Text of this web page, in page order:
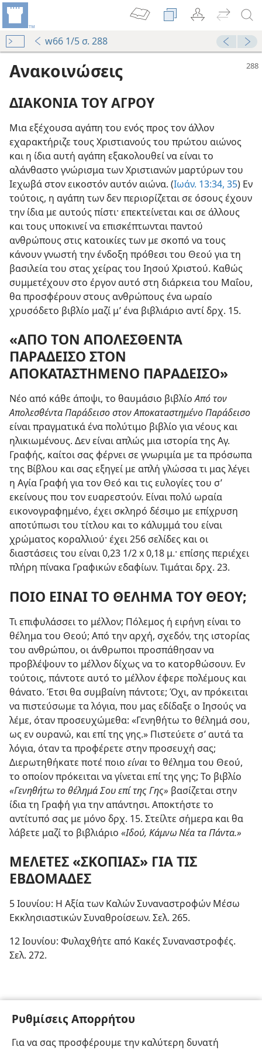
Ρυθμίσεις Απορρήτου
Για να σας προσφέρουμε την καλύτερη δυνατή
w66 1/5 σ. 288
Ανακοινώσεις
ΔΙΑΚΟΝΙΑ ΤΟΥ ΑΓΡΟΥ
Μια εξέχουσα αγάπη του ενός προς τον άλλον
εχαρακτήριζε τους Χριστιανούς του πρώτου αιώνος
και η ίδια αυτή αγάπη εξακολουθεί να είναι το
αλάνθαστο γνώρισμα των Χριστιανών μαρτύρων του
Ιεχωβά στον εικοστόν αυτόν αιώνα. (Ιωάν. 13:34, 35) Εν
τούτοις, η αγάπη των δεν περιορίζεται σε όσους έχουν
την ίδια με αυτούς πίστι· επεκτείνεται και σε άλλους
και τους υποκινεί να επισκέπτωνται παντού
ανθρώπους στις κατοικίες των με σκοπό να τους
κάνουν γνωστή την ένδοξη πρόθεσι του Θεού για τη
βασιλεία του στας χείρας του Ιησού Χριστού. Καθώς
συμμετέχουν στο έργον αυτό στη διάρκεια του Μαΐου,
θα προσφέρουν στους ανθρώπους ένα ωραίο
χρυσόδετο βιβλίο μαζί μ’ ένα βιβλιάριο αντί δρχ. 15.
«ΑΠΟ ΤΟΝ ΑΠΟΛΕΣΘΕΝΤΑ
ΠΑΡΑΔΕΙΣΟ ΣΤΟΝ
ΑΠΟΚΑΤΑΣΤΗΜΕΝΟ ΠΑΡΑΔΕΙΣΟ»
Νέο από κάθε άποψι, το θαυμάσιο βιβλίοΑπό τον
Απολεσθέντα Παράδεισο στον Αποκαταστημένο Παράδεισο
είναι πραγματικά ένα πολύτιμο βιβλίο για νέους και
ηλικιωμένους. Δεν είναι απλώς μια ιστορία της Αγ.
Γραφής, καίτοι σας φέρνει σε γνωριμία με τα πρόσωπα
της Βίβλου και σας εξηγεί με απλή γλώσσα τι μας λέγει
η Αγία Γραφή για τον Θεό και τις ευλογίες του σ’
εκείνους που τον ευαρεστούν. Είναι πολύ ωραία
εικονογραφημένο, έχει σκληρό δέσιμο με επίχρυση
αποτύπωσι του τίτλου και το κάλυμμά του είναι
χρώματος κοραλλιού· έχει 256 σελίδες και οι
διαστάσεις του είναι 0,23 1/2 x 0,18 μ.· επίσης περιέχει
πλήρη πίνακα Γραφικών εδαφίων. Τιμάται δρχ. 23.
ΠΟΙΟ ΕΙΝΑΙ ΤΟ ΘΕΛΗΜΑ ΤΟΥ ΘΕΟΥ;
Τι επιφυλάσσει το μέλλον; Πόλεμος ή ειρήνη είναι το
θέλημα του Θεού; Από την αρχή, σχεδόν, της ιστορίας
του ανθρώπου, οι άνθρωποι προσπάθησαν να
προβλέψουν το μέλλον δίχως να το κατορθώσουν. Εν
τούτοις, πάντοτε αυτό το μέλλον έφερε πολέμους και
θάνατο. Έτσι θα συμβαίνη πάντοτε; Όχι, αν πρόκειται
να πιστεύσωμε τα λόγια, που μας εδίδαξε ο Ιησούς να
λέμε, όταν προσευχώμεθα: «Γενηθήτω το θέλημά σου,
ως εν ουρανώ, και επί της γης.» Πιστεύετε σ’ αυτά τα
λόγια, όταν τα προφέρετε στην προσευχή σας;
Διερωτηθήκατε ποτέ ποιο είναι το θέλημα του Θεού,
το οποίον πρόκειται να γίνεται επί της γης; Το βιβλίο
«Γενηθήτω το θέλημά Σου επί της Γης» βασίζεται στην
ίδια τη Γραφή για την απάντησι. Αποκτήστε το
αντίτυπό σας με μόνο δρχ. 15. Στείλτε σήμερα και θα
λάβετε μαζί το βιβλιάριο «Ιδού, Κάμνω Νέα τα Πάντα.»
ΜΕΛΕΤΕΣ «ΣΚΟΠΙΑΣ» ΓΙΑ ΤΙΣ
ΕΒΔΟΜΑΔΕΣ
5 Ιουνίου: Η Αξία των Καλών Συναναστροφών Μέσω
Εκκλησιαστικών Συναθροίσεων. Σελ. 265.
12 Ιουνίου: Φυλαχθήτε από Κακές Συναναστροφές.
Σελ. 272.